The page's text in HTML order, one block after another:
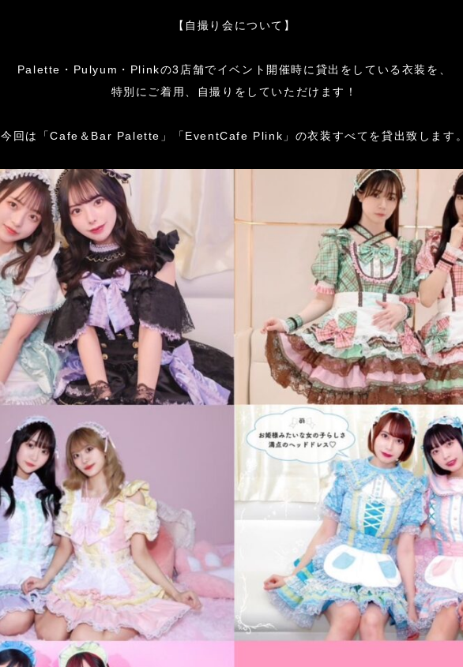
【自撮り会について】
Palette・Pulyum・Plinkの3店舗でイベント開催時に貸出をしている衣装を、
特別にご着用、自撮りをしていただけます！
今回は「Cafe＆Bar Palette」「EventCafe Plink」の衣装すべてを貸出致します。